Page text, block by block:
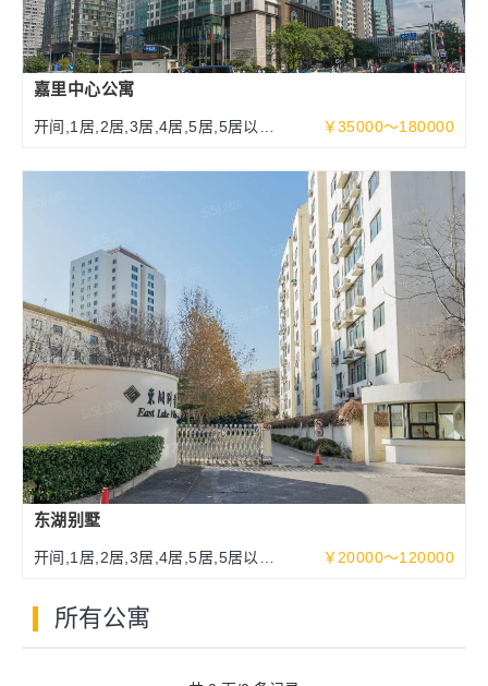
嘉里中心公寓
开间,1居,2居,3居,4居,5居,5居以上
￥35000～180000
东湖别墅
开间,1居,2居,3居,4居,5居,5居以上
￥20000～120000
所有公寓